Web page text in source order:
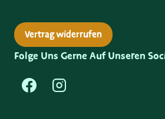
Vertrag widerrufen
Folge Uns Gerne Auf Unseren